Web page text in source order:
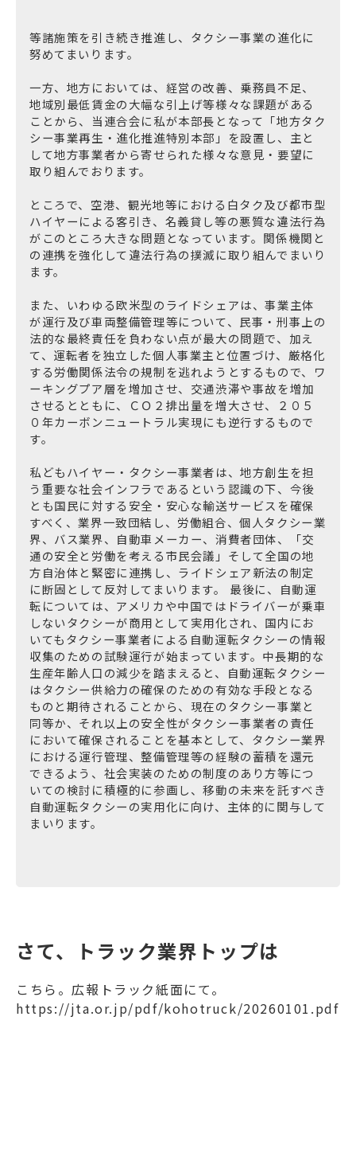
等諸施策を引き続き推進し、タクシー事業の進化に
努めてまいります。
一方、地方においては、経営の改善、乗務員不足、
地域別最低賃金の大幅な引上げ等様々な課題がある
ことから、当連合会に私が本部長となって「地方タク
シー事業再生・進化推進特別本部」を設置し、主と
して地方事業者から寄せられた様々な意見・要望に
取り組んでおります。
ところで、空港、観光地等における白タク及び都市型
ハイヤーによる客引き、名義貸し等の悪質な違法行為
がこのところ大きな問題となっています。関係機関と
の連携を強化して違法行為の撲滅に取り組んでまいり
ます。
また、いわゆる欧米型のライドシェアは、事業主体
が運行及び車両整備管理等について、民事・刑事上の
法的な最終責任を負わない点が最大の問題で、加え
て、運転者を独立した個人事業主と位置づけ、厳格化
する労働関係法令の規制を逃れようとするもので、ワ
ーキングプア層を増加させ、交通渋滞や事故を増加
させるとともに、ＣＯ２排出量を増大させ、２０５
０年カーボンニュートラル実現にも逆行するもので
す。
私どもハイヤー・タクシー事業者は、地方創生を担
う重要な社会インフラであるという認識の下、今後
とも国民に対する安全・安心な輸送サービスを確保
すべく、業界一致団結し、労働組合、個人タクシー業
界、バス業界、自動車メーカー、消費者団体、「交
通の安全と労働を考える市民会議」そして全国の地
方自治体と緊密に連携し、ライドシェア新法の制定
に断固として反対してまいります。 最後に、自動運
転については、アメリカや中国ではドライバーが乗車
しないタクシーが商用として実用化され、国内にお
いてもタクシー事業者による自動運転タクシーの情報
収集のための試験運行が始まっています。中長期的な
生産年齢人口の減少を踏まえると、自動運転タクシー
はタクシー供給力の確保のための有効な手段となる
ものと期待されることから、現在のタクシー事業と
同等か、それ以上の安全性がタクシー事業者の責任
において確保されることを基本として、タクシー業界
における運行管理、整備管理等の経験の蓄積を還元
できるよう、社会実装のための制度のあり方等につ
いての検討に積極的に参画し、移動の未来を託すべき
自動運転タクシーの実用化に向け、主体的に関与して
まいります。
さて、トラック業界トップは
こちら。広報トラック紙面にて。
https://jta.or.jp/pdf/kohotruck/20260101.pdf